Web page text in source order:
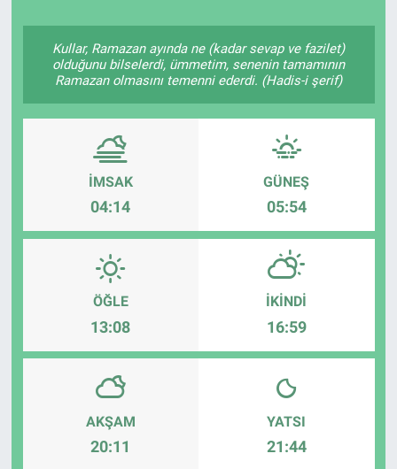
Kullar, Ramazan ayında ne (kadar sevap ve fazilet)
olduğunu bilselerdi, ümmetim, senenin tamamının
Ramazan olmasını temenni ederdi. (Hadis-i şerif)
İMSAK
04:14
GÜNEŞ
05:54
ÖĞLE
13:08
İKINDI
16:59
AKŞAM
20:11
YATSI
21:44
Bilecik
Kütahya
Genel
Magazin
Bilim ve Teknoloji